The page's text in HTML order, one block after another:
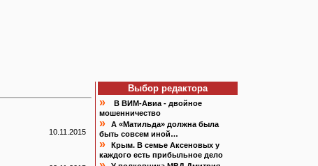
10.11.2015
Выбор редактора
»
В ВИМ-Авиа - двойное
мошенничество
»
А «Матильда» должна была
быть совсем иной…
»
Крым. В семье Аксеновых у
каждого есть прибыльное дело